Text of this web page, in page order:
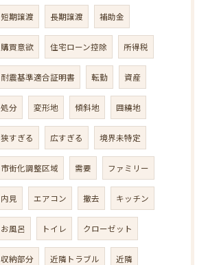
短期譲渡 長期譲渡 補助金
購買意欲 住宅ローン控除 所得税
耐震基準適合証明書 転勤 資産
処分 変形地 傾斜地 囲繞地
狭すぎる 広すぎる 境界未特定
市街化調整区域 需要 ファミリー
内見 エアコン 撤去 キッチン
お風呂 トイレ クローゼット
収納部分 近隣トラブル 近隣